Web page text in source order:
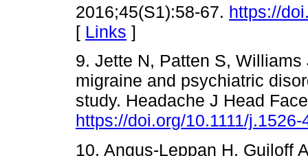
2016;45(S1):58-67. https://
[ Links ]
9. Jette N, Patten S,
migraine and psychiatric
study. Headache J Head
https://doi.org/10.1111/
10. Angus-Leppan H, Guiloff